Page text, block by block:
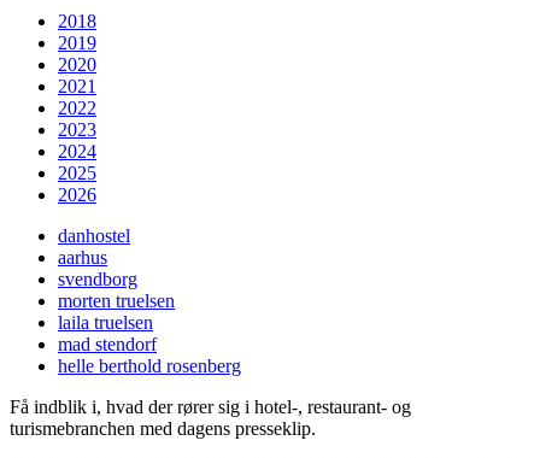
2018
2019
2020
2021
2022
2023
2024
2025
2026
danhostel
aarhus
svendborg
morten truelsen
laila truelsen
mad stendorf
helle berthold rosenberg
Få indblik i, hvad der rører sig i hotel-, restaurant- og
turismebranchen med dagens presseklip.